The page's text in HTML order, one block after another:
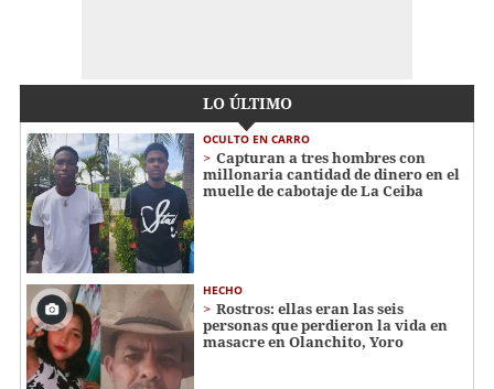
LO ÚLTIMO
OCULTO EN CARRO
Capturan a tres hombres con
millonaria cantidad de dinero en el
muelle de cabotaje de La Ceiba
HECHO
Rostros: ellas eran las seis
personas que perdieron la vida en
masacre en Olanchito, Yoro